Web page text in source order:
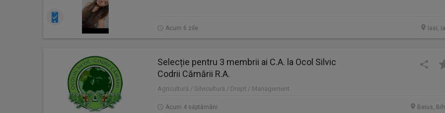
Acum 6 zile Iasi,
Selecție pentru 3 membrii ai C.A. la Ocol Silvic
Codrii Cămării R.A.
Agricultură / Silvicultură / Drept / Management
Acum 4 săptămâni Beius,